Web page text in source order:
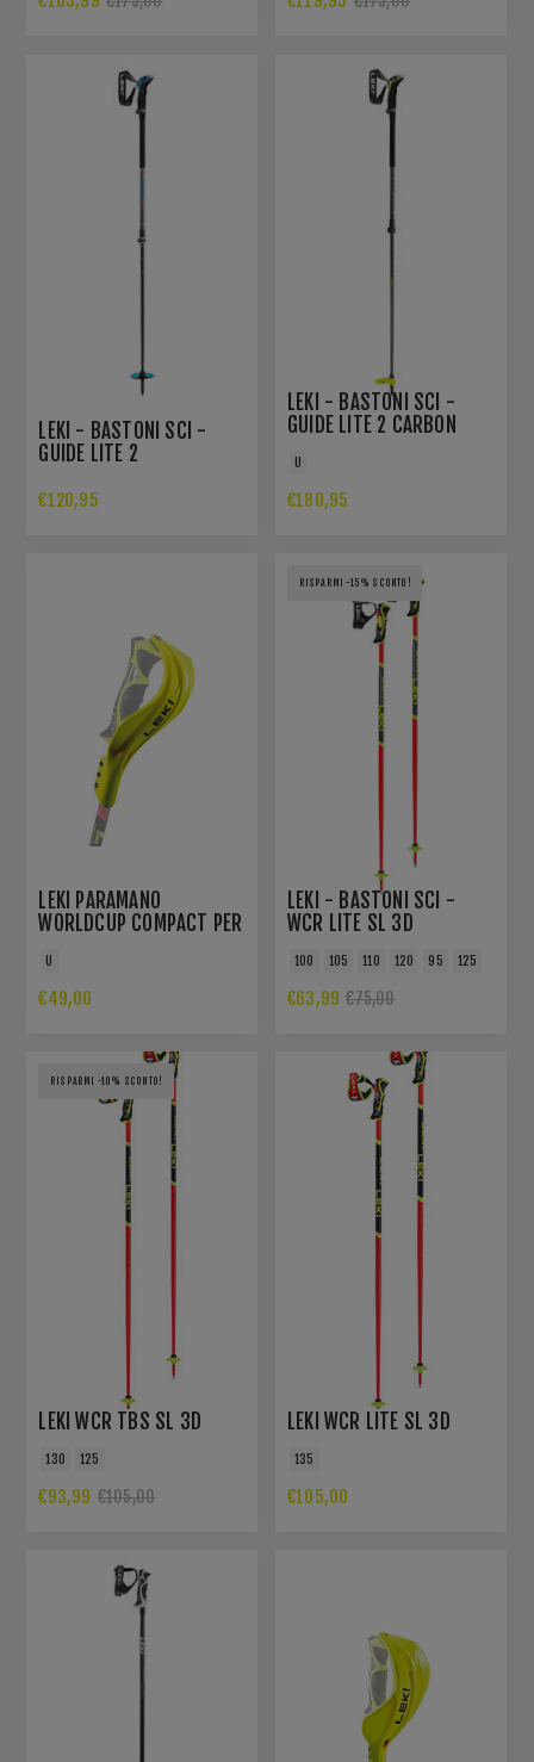
LEKI - BASTONI SCI -
GUIDE LITE 2
€120,95
LEKI - BASTONI SCI -
GUIDE LITE 2 CARBON
€180,95
LEKI PARAMANO
WORLDCUP COMPACT PER
€49,00
RISPARMI -15% SCONTO!
LEKI - BASTONI SCI -
WCR LITE SL 3D
100 105 110 120 95 125
€63,99 €75,00
RISPARMI -10% SCONTO!
LEKI WCR TBS SL 3D
130 125
€93,99 €105,00
LEKI WCR LITE SL 3D
135
€105,00